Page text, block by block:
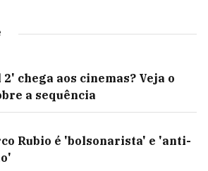
chega aos cinemas? Veja o
a sequência
Rubio é 'bolsonarista' e 'anti-